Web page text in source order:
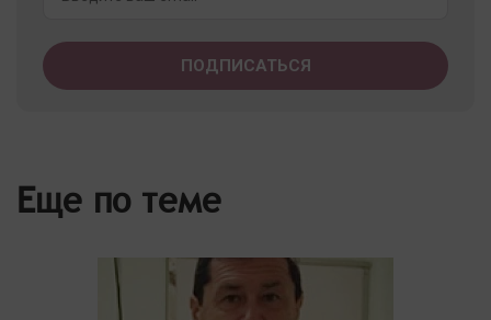
Еще по теме